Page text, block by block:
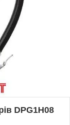
DPG1H08